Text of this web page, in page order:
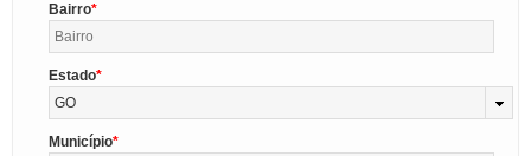
Bairro
Estado
GO
Município